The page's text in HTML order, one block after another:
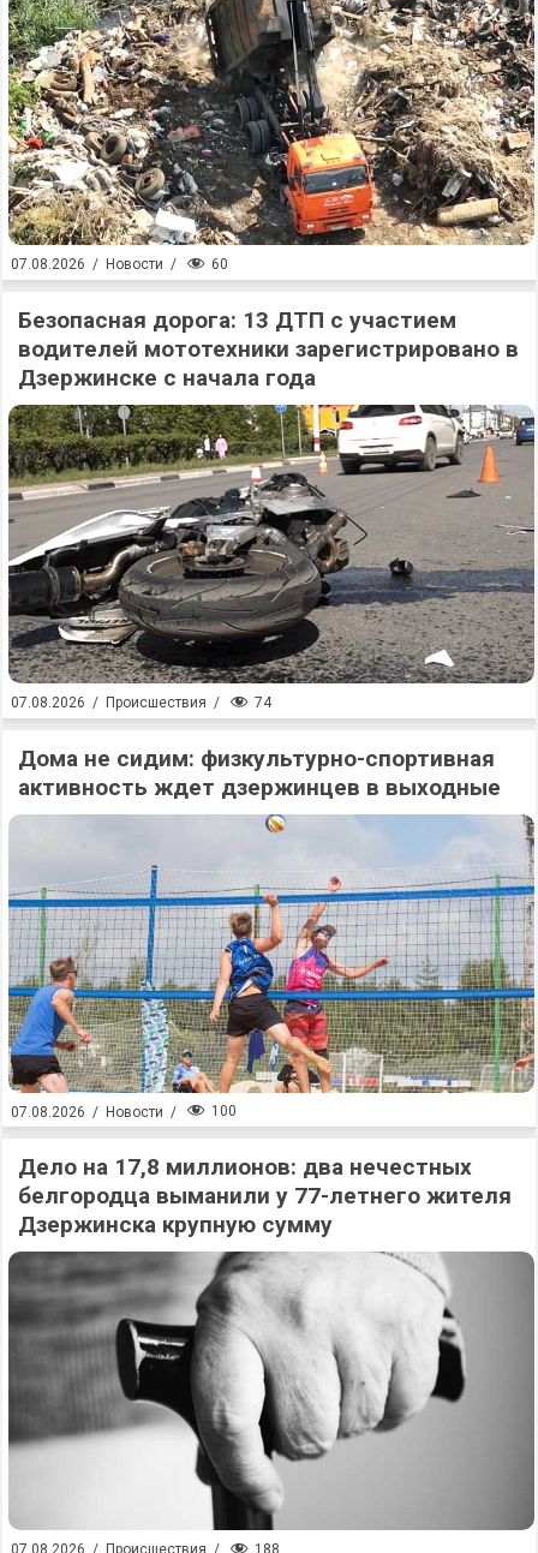
07.08.2026 / Новости / 60
Безопасная дорога: 13 ДТП с участием
водителей мототехники зарегистрировано в
Дзержинске с начала года
07.08.2026 / Происшествия / 74
Дома не сидим: физкультурно-спортивная
активность ждет дзержинцев в выходные
07.08.2026 / Новости / 100
Дело на 17,8 миллионов: два нечестных
белгородца выманили у 77-летнего жителя
Дзержинска крупную сумму
188